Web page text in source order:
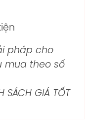
pháp cho
mua theo số
SÁCH GIÁ TỐT